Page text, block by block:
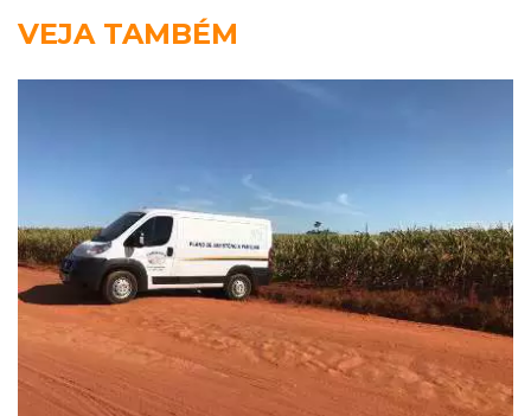
VEJA TAMBÉM